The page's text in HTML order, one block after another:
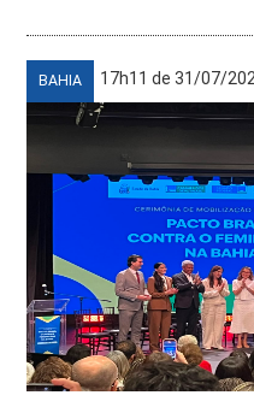
BAHIA 17h11 de 31/07/